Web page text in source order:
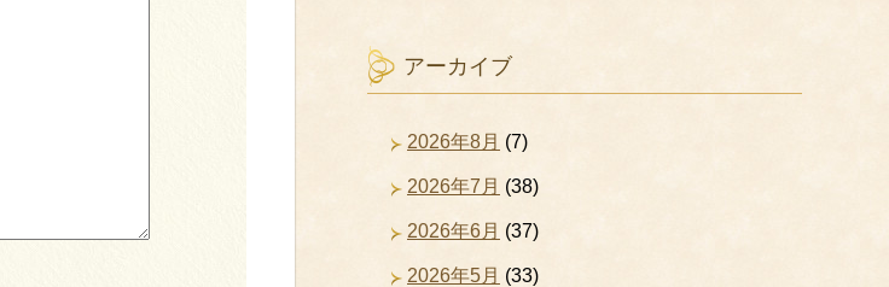
アーカイブ
2026年8月 (7)
2026年7月 (38)
2026年6月 (37)
2026年5月 (33)